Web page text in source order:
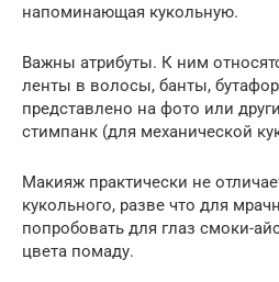
напоминающая кукольную.
Важны атрибуты. К ним
ленты в волосы, банты,
представлено на фото или
стимпанк (для механической
Макияж практически не
кукольного, разве что для
попробовать для глаз смоки-
цвета помаду.